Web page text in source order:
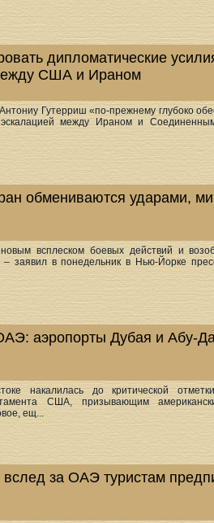
дипломатические
США и Ираном
Гутерриш «по-прежнему глубоко
между Ираном и
обмениваются ударами,
всплеском боевых действий и
– заявил в понедельник в Нью-Йорке
аэропорты Дубая и Абу-
накалилась до критической
США, призывающим
ещ...
вслед за ОАЭ туристам